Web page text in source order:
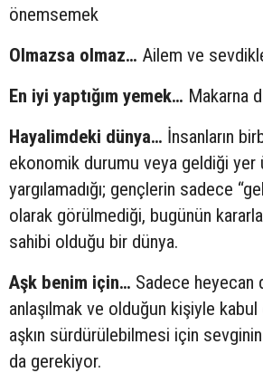
önemsemek
Olmazsa olmaz… Ailem ve
En iyi yaptığım yemek… Makarna
Hayalimdeki dünya… İnsanların
ekonomik durumu veya geldiği yer
yargılamadığı; gençlerin sadece
olarak görülmediği, bugünün
sahibi olduğu bir dünya.
Aşk benim için… Sadece heyecan
anlaşılmak ve olduğun kişiyle
aşkın sürdürülebilmesi için sevginin
da gerekiyor.